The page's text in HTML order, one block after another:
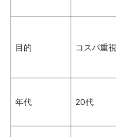
目的 コスパ重視
年代 20代